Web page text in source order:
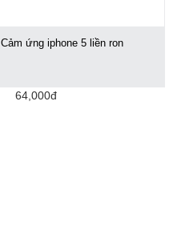
Cảm ứng iphone 5 liền ron
64,000đ